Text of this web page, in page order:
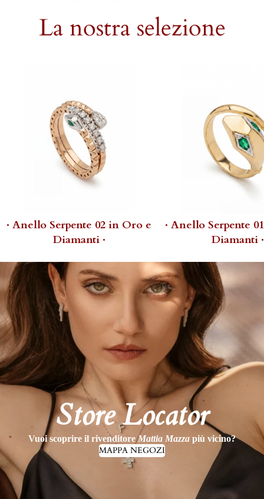
La nostra selezione
· Anello Serpente 02 in Oro e
Diamanti ·
· Anello Serpente
Diamanti ·
Store Locator
Vuoi scoprire il rivenditoreMattia Mazza più vicino?
MAPPA NEGOZI